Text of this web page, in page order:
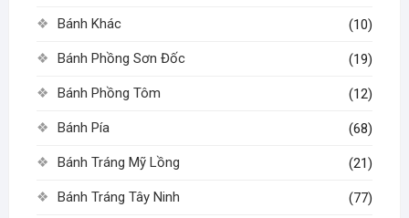
Bánh Khác (10)
Bánh Phồng Sơn Đốc (19)
Bánh Phồng Tôm (12)
Bánh Pía (68)
Bánh Tráng Mỹ Lồng (21)
Bánh Tráng Tây Ninh (77)